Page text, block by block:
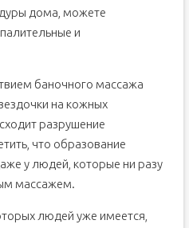
дома, можете
и
баночного массажа
на кожных
разрушение
что образование
у людей, которые ни разу
массажем.
людей уже имеется,